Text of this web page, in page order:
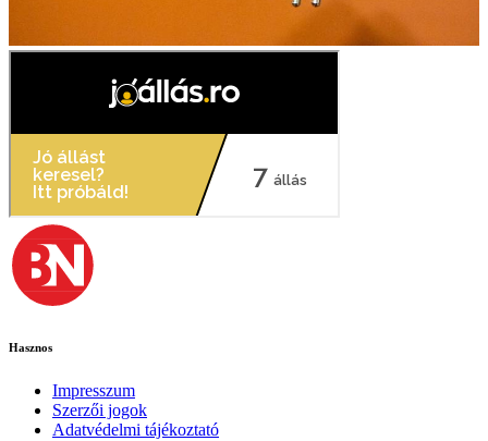
Hasznos
Impresszum
Szerzői jogok
Adatvédelmi tájékoztató